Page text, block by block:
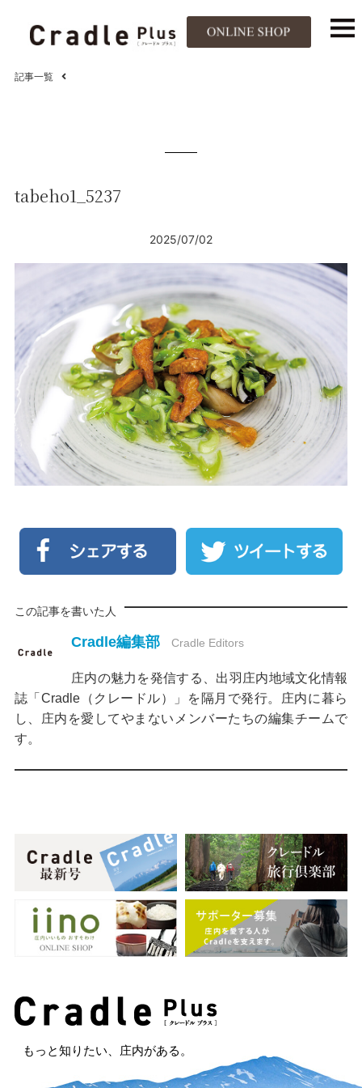
記事一覧
tabeho1_5237
2025/07/02
この記事を書いた人
Cradle編集部 Cradle Editors
庄内の魅力を発信する、出羽庄内地域文化情報
誌「Cradle（クレードル）」を隔月で発行。庄内に暮ら
し、庄内を愛してやまないメンバーたちの編集チームで
す。
もっと知りたい、庄内がある。